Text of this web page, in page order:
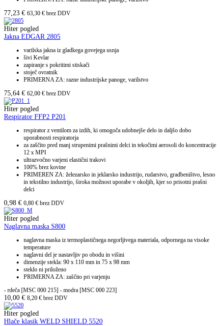
77,23 € 63,30 € brez DDV
Hiter pogled
Jakna EDGAR 2805
varilska jakna iz gladkega govejega usnja
šivi Kevlar
zapiranje s pokritimi stiskači
stoječ ovratnik
PRIMERNA ZA: razne industrijske panoge, varilstvo
75,64 € 62,00 € brez DDV
Hiter pogled
Respirator FFP2 P201
respirator z ventilom za izdih, ki omogoča udobnejše delo in daljšo dobo
uporabnosti respiratorja
za zaščito pred manj strupenimi prašnimi delci in tekočimi aerosoli do koncentracije
12 x MPI
ultrazvočno varjeni elastični trakovi
100% brez kovine
PRIMEREN ZA: železarsko in jeklarsko industrijo, rudarstvo, gradbeništvo, lesno
in tekstilno industrijo, široka možnost uporabe v okoljih, kjer so prisotni prašni
delci
0,98 € 0,80 € brez DDV
Hiter pogled
Naglavna maska S800
naglavna maska iz termoplastičnega negorljivega materiala, odpornega na visoke
temperature
naglavni del je nastavljiv po obodu in višini
dimenzije stekla: 90 x 110 mm in 75 x 98 mm
steklo ni priloženo
PRIMERNA ZA: zaščito pri varjenju
- rdeča [MSC 000 215] - modra [MSC 000 223]
10,00 € 8,20 € brez DDV
Hiter pogled
Hlače klasik WELD SHIELD 5520